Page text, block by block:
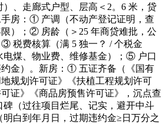
、走廊式户型、层高＜2。6 米，贷
房：① 产调（不动产登记证明，查
）；② 房龄（＞25 年商贷难批，公
税费核算（满 5 独一？ / 个税金
煤、物业费、维修基金）；⑤ 户口
金）。新房：① 五证齐备（《国有
规划许可证》《扶植工程规划许可
证》《商品房预售许可证》，沉点查
（过往项目烂尾、记实，避开中斗
白到年月日，过期违约金≥日万分之